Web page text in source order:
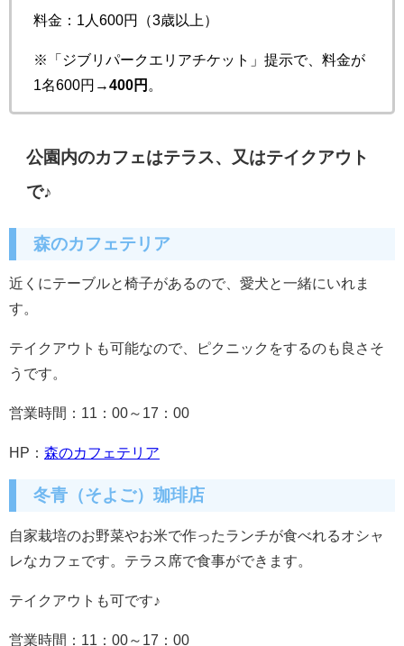
料金：1人600円（3歳以上）
※「ジブリパークエリアチケット」提示で、料金が
1名600円→400円 。
公園内のカフェはテラス、又はテイクアウト
で♪
森のカフェテリア
近くにテーブルと椅子があるので、愛犬と一緒にいれま
す。
テイクアウトも可能なので、ピクニックをするのも良さそ
うです。
営業時間：11：00～17：00
HP： 森のカフェテリア
冬青（そよご）珈琲店
自家栽培のお野菜やお米で作ったランチが食べれるオシャ
レなカフェです。テラス席で食事ができます。
テイクアウトも可です♪
営業時間：11：00～17：00